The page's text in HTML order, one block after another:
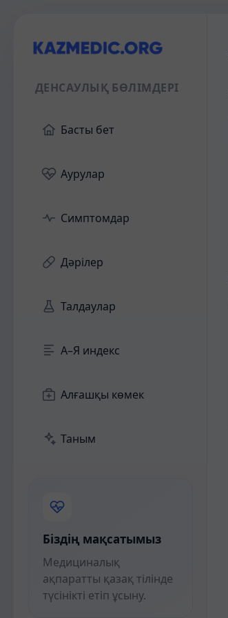
ДЕНСАУЛЫҚ БӨЛІМДЕРІ
Басты бет
Аурулар
Симптомдар
Дәрілер
Талдаулар
А–Я индекс
Алғашқы көмек
Таным
Біздің мақсатымыз
Медициналық
ақпаратты қазақ тілінде
түсінікті етіп ұсыну.